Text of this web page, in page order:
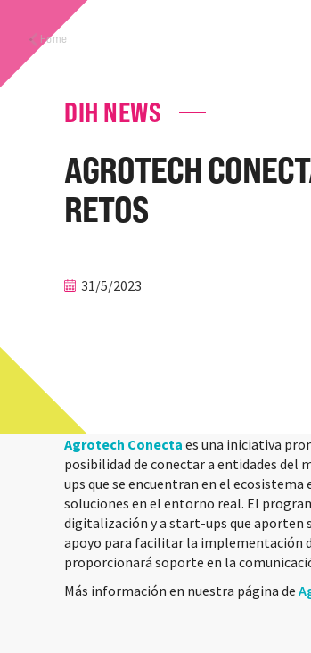
Home
DIH NEWS
AGROTECH
RETOS
31/5/2023
Agrotech Conecta es una iniciativa
posibilidad de conectar a entidades
ups que se encuentran en el
soluciones en el entorno real. El
digitalización y a start-ups que aporten
apoyo para facilitar la implementación
proporcionará soporte en la
Más información en nuestra página de